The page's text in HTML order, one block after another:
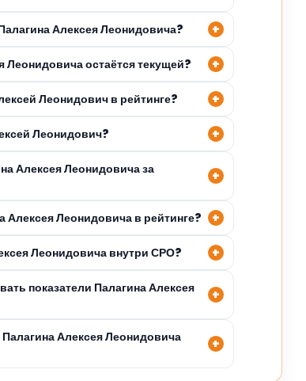
Алексея Леонидовича?
Леонидовича остаётся текущей?
Леонидович в рейтинге?
Леонидович?
Алексея Леонидовича за
Алексея Леонидовича в рейтинге?
Леонидовича внутри СРО?
показатели Палагина Алексея
Алексея Леонидовича